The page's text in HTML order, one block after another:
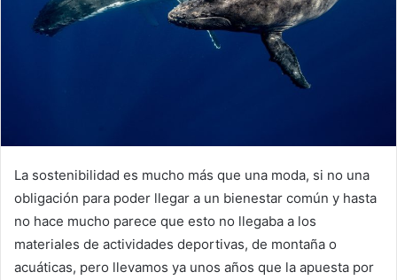
La sostenibilidad es mucho más que una moda, si no una
obligación para poder llegar a un bienestar común y hasta
no hace mucho parece que esto no llegaba a los
materiales de actividades deportivas, de montaña o
acuáticas, pero llevamos ya unos años que la apuesta por